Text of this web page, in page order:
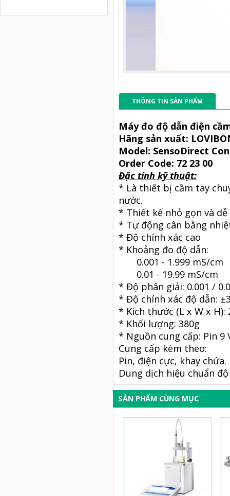
THÔNG TIN SẢN PHẨM
Máy đo độ dẫn điện
Hãng sản xuất:
Model: SensoDirect
Order Code: 72 23 00
Đặc tính kỹ thuật:
* Là thiết bị cầm tay
nước.
* Thiết kế nhỏ gọn và
* Tự động cân bằng
* Độ chính xác cao
* Khoảng đo độ dẫn:
0.001 - 1.999 mS/cm
0.01 - 19.99 mS/cm
* Độ phân giải: 0.001 /
* Độ chính xác độ dẫn:
* Kích thước (L x W x H):
* Khối lượng: 380g
* Nguồn cung cấp: Pin 9
Cung cấp kèm theo:
Pin, điện cực, khay chứa.
Dung dịch hiệu chuẩn
SẢN PHẨM CÙNG MỤC